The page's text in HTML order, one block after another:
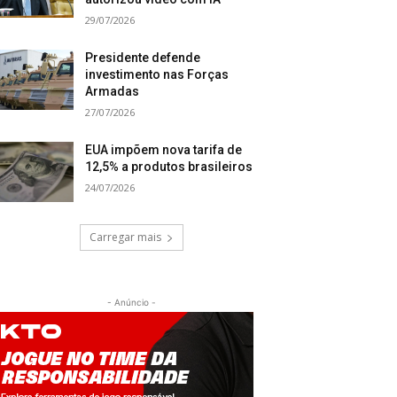
29/07/2026
Presidente defende
investimento nas Forças
Armadas
27/07/2026
EUA impõem nova tarifa de
12,5% a produtos brasileiros
24/07/2026
Carregar mais
- Anúncio -